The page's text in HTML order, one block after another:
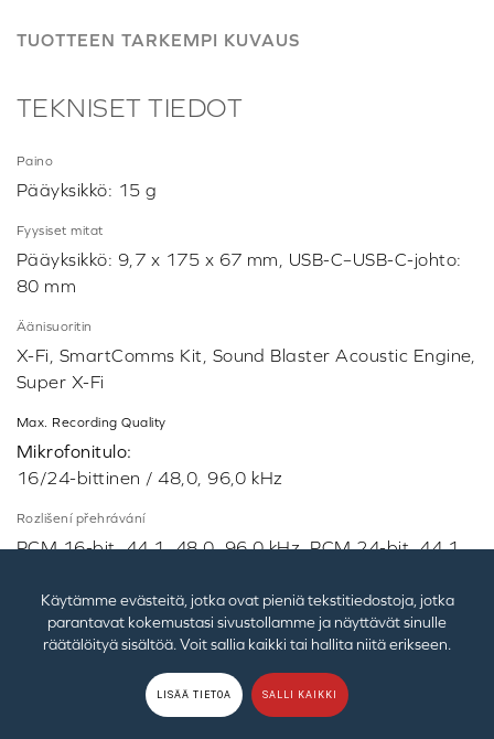
Käytämme evästeitä, jotka ovat pieniä tekstitiedostoja, jotka
parantavat kokemustasi sivustollamme ja näyttävät sinulle
räätälöityä sisältöä. Voit sallia kaikki tai hallita niitä erikseen.
LISÄÄ TIETOA SALLI KAIKKI
TUOTTEEN TARKEMPI KUVAUS
TEKNISET TIEDOT
Paino
Pääyksikkö: 15 g
Fyysiset mitat
Pääyksikkö: 9,7 x 175 x 67 mm, USB-C–USB-C-johto:
80 mm
Äänisuoritin
X-Fi, SmartComms Kit, Sound Blaster Acoustic Engine,
Super X-Fi
Max. Recording Quality
Mikrofonitulo:
16/24-bittinen / 48,0, 96,0 kHz
Rozlišení přehrávání
PCM 16-bit, 44.1, 48.0, 96.0 kHz, PCM 24-bit, 44.1,
Rozlišení nahrávání
Mikrofonitulo: 16 / 24-bit / 48.0, 96.0 kHz